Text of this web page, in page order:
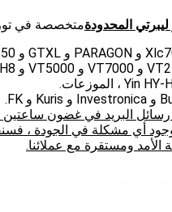
المحدودةمتخصصة في
رسائل البريد في غضون ساعتين
أي مشكلة في الجودة ،
الأمد ومستقرة مع عملائنا.